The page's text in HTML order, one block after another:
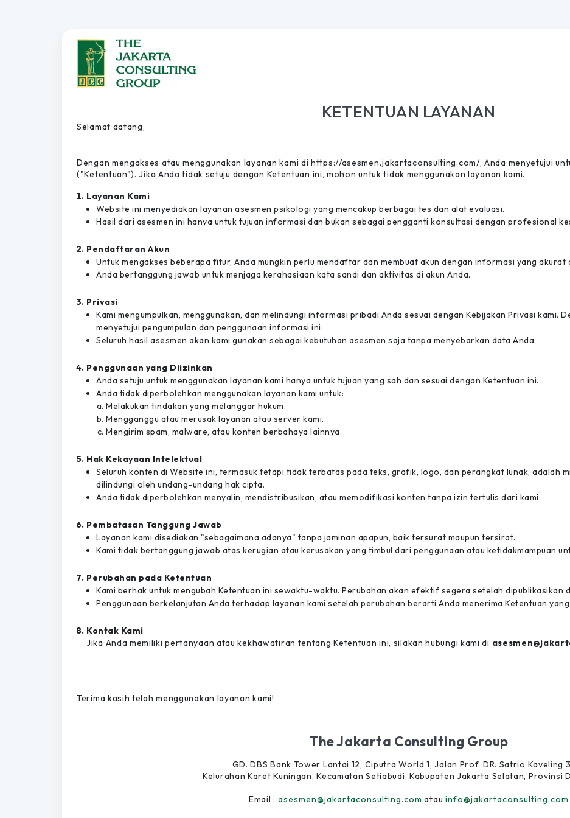
KETENTUAN LAYANAN
Selamat datang,
Dengan mengakses atau menggunakan layanan kami di https://asesmen.jakartaconsulting.com/, Anda menyetujui
("Ketentuan"). Jika Anda tidak setuju dengan Ketentuan ini, mohon untuk tidak menggunakan layanan kami.
Layanan Kami
Website ini menyediakan layanan asesmen psikologi yang mencakup berbagai tes dan alat evaluasi.
Hasil dari asesmen ini hanya untuk tujuan informasi dan bukan sebagai pengganti konsultasi dengan profesional
Pendaftaran Akun
Untuk mengakses beberapa fitur, Anda mungkin perlu mendaftar dan membuat akun dengan informasi yang akurat
Anda bertanggung jawab untuk menjaga kerahasiaan kata sandi dan aktivitas di akun Anda.
Privasi
Kami mengumpulkan, menggunakan, dan melindungi informasi pribadi Anda sesuai dengan Kebijakan Privasi kami.
menyetujui pengumpulan dan penggunaan informasi ini.
Seluruh hasil asesmen akan kami gunakan sebagai kebutuhan asesmen saja tanpa menyebarkan data Anda.
Penggunaan yang Diizinkan
Anda setuju untuk menggunakan layanan kami hanya untuk tujuan yang sah dan sesuai dengan Ketentuan ini.
Anda tidak diperbolehkan menggunakan layanan kami untuk:
Melakukan tindakan yang melanggar hukum.
Mengganggu atau merusak layanan atau server kami.
Mengirim spam, malware, atau konten berbahaya lainnya.
Hak Kekayaan Intelektual
Seluruh konten di Website ini, termasuk tetapi tidak terbatas pada teks, grafik, logo, dan perangkat lunak, adalah
dilindungi oleh undang-undang hak cipta.
Anda tidak diperbolehkan menyalin, mendistribusikan, atau memodifikasi konten tanpa izin tertulis dari kami.
Pembatasan Tanggung Jawab
Layanan kami disediakan "sebagaimana adanya" tanpa jaminan apapun, baik tersurat maupun tersirat.
Kami tidak bertanggung jawab atas kerugian atau kerusakan yang timbul dari penggunaan atau ketidakmampuan
Perubahan pada Ketentuan
Kami berhak untuk mengubah Ketentuan ini sewaktu-waktu. Perubahan akan efektif segera setelah dipublikasikan
Penggunaan berkelanjutan Anda terhadap layanan kami setelah perubahan berarti Anda menerima Ketentuan
Kontak Kami
Jika Anda memiliki pertanyaan atau kekhawatiran tentang Ketentuan ini, silakan hubungi kami di
Terima kasih telah menggunakan layanan kami!
The Jakarta Consulting Group
GD. DBS Bank Tower Lantai 12, Ciputra World 1, Jalan Prof. DR. Satrio Kaveling
Kelurahan Karet Kuningan, Kecamatan Setiabudi, Kabupaten Jakarta Selatan, Provinsi
Email : asesmen@jakartaconsulting.com atau info@jakartaconsulting.com